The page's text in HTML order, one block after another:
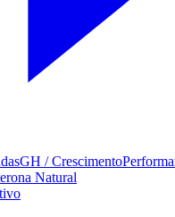
GH / Crescimento
Natural